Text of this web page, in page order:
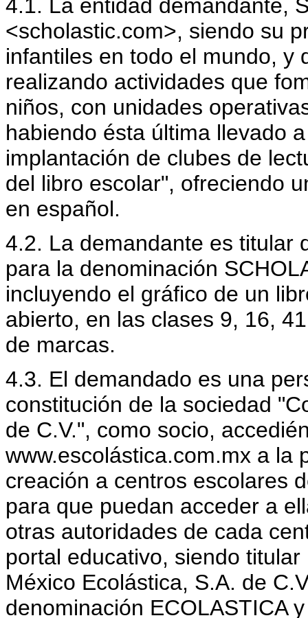
4.1. La entidad demandante,
<scholastic.com>, siendo su
infantiles en todo el mundo, y
realizando actividades que
niños, con unidades
habiendo ésta última llevado
implantación de clubes de
del libro escolar", ofreciendo
en español.
4.2. La demandante es titular
para la denominación
incluyendo el gráfico de un
abierto, en las clases 9, 16,
de marcas.
4.3. El demandado es una
constitución de la sociedad
de C.V.", como socio,
www.escolástica.com.mx a la
creación a centros escolares
para que puedan acceder a
otras autoridades de cada
portal educativo, siendo
México Ecolástica, S.A. de
denominación ECOLASTICA